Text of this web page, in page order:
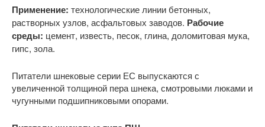
Применение: технологические линии бетонных,
растворных узлов, асфальтовых заводов. Рабочие
среды: цемент, известь, песок, глина, доломитовая мука,
гипс, зола.
Питатели шнековые серии ЕС выпускаются с
увеличенной толщиной пера шнека, смотровыми люками и
чугунными подшипниковыми опорами.